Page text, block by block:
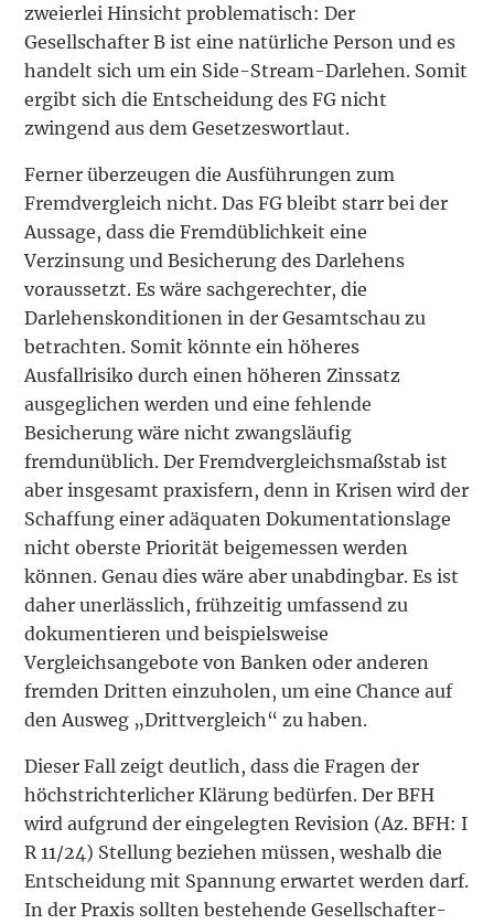
zweierlei Hinsicht problematisch: Der
Gesellschafter B ist eine natürliche Person und es
handelt sich um ein Side-Stream-Darlehen. Somit
ergibt sich die Entscheidung des FG nicht
zwingend aus dem Gesetzeswortlaut.
Ferner überzeugen die Ausführungen zum
Fremdvergleich nicht. Das FG bleibt starr bei der
Aussage, dass die Fremdüblichkeit eine
Verzinsung und Besicherung des Darlehens
voraussetzt. Es wäre sachgerechter, die
Darlehenskonditionen in der Gesamtschau zu
betrachten. Somit könnte ein höheres
Ausfallrisiko durch einen höheren Zinssatz
ausgeglichen werden und eine fehlende
Besicherung wäre nicht zwangsläufig
fremdunüblich. Der Fremdvergleichsmaßstab ist
aber insgesamt praxisfern, denn in Krisen wird der
Schaffung einer adäquaten Dokumentationslage
nicht oberste Priorität beigemessen werden
können. Genau dies wäre aber unabdingbar. Es ist
daher unerlässlich, frühzeitig umfassend zu
dokumentieren und beispielsweise
Vergleichsangebote von Banken oder anderen
fremden Dritten einzuholen, um eine Chance auf
den Ausweg „Drittvergleich“ zu haben.
Dieser Fall zeigt deutlich, dass die Fragen der
höchstrichterlicher Klärung bedürfen. Der BFH
wird aufgrund der eingelegten Revision (Az. BFH: I
R 11/24) Stellung beziehen müssen, weshalb die
Entscheidung mit Spannung erwartet werden darf.
In der Praxis sollten bestehende Gesellschafter-